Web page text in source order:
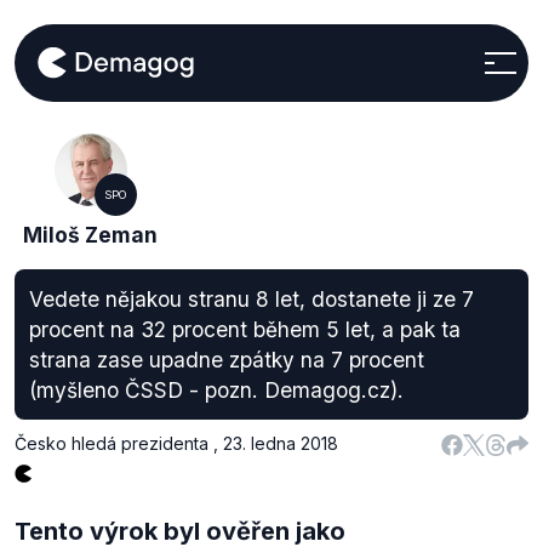
SPO
Miloš Zeman
Vedete nějakou stranu 8 let, dostanete ji ze 7
procent na 32 procent během 5 let, a pak ta
strana zase upadne zpátky na 7 procent
(myšleno ČSSD - pozn. Demagog.cz).
Česko hledá prezidenta 23. ledna 2018
Tento výrok byl ověřen jako